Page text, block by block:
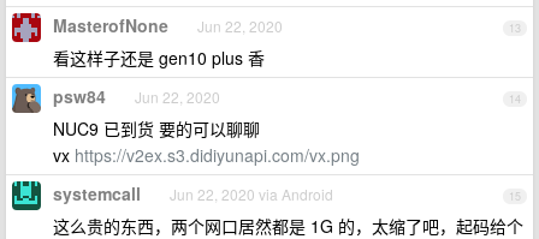
13
MasterofNone Jun 22, 2020
看这样子还是 gen10 plus 香
14
psw84 Jun 22, 2020
NUC9 已到货 要的可以聊聊
vx https://v2ex.s3.didiyunapi.com/vx.png
15
systemcall Jun 22, 2020 via Android
这么贵的东西，两个网口居然都是 1G 的，太缩了吧，起码给个